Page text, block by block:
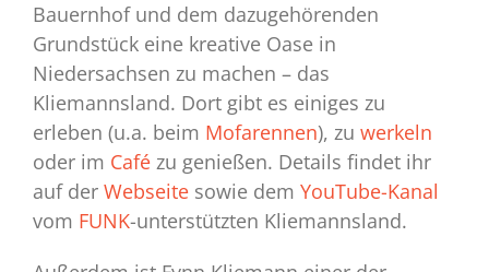
Bauernhof und dem dazugehörenden
Grundstück eine kreative Oase in
Niedersachsen zu machen – das
Kliemannsland. Dort gibt es einiges zu
erleben (u.a. beim Mofarennen), zu werkeln
oder im Café zu genießen. Details findet ihr
auf der Webseite sowie dem YouTube-Kanal
vom FUNK-unterstützten Kliemannsland.